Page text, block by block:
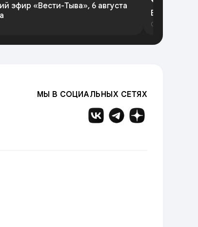
эфир «Вести-Тыва», 6 августа
Вести-Тыва
05.08.2026
МЫ В СОЦИАЛЬНЫХ СЕТЯХ